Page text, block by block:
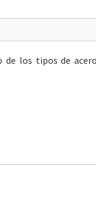
los tipos de